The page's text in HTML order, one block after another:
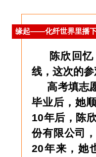
缘起——化纤世界里播
陈欣回忆
线，这次的
高考填志愿
毕业后，她
10年后，陈
份有限公司
20年来，她